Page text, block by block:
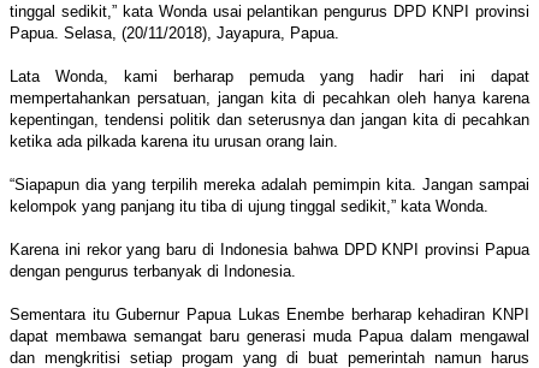
tinggal sedikit,” kata Wonda usai pelantikan pengurus DPD KNPI provinsi
Papua. Selasa, (20/11/2018), Jayapura, Papua.
Lata Wonda, kami berharap pemuda yang hadir hari ini dapat
mempertahankan persatuan, jangan kita di pecahkan oleh hanya karena
kepentingan, tendensi politik dan seterusnya dan jangan kita di pecahkan
ketika ada pilkada karena itu urusan orang lain.
“Siapapun dia yang terpilih mereka adalah pemimpin kita. Jangan sampai
kelompok yang panjang itu tiba di ujung tinggal sedikit,” kata Wonda.
Karena ini rekor yang baru di Indonesia bahwa DPD KNPI provinsi Papua
dengan pengurus terbanyak di Indonesia.
Sementara itu Gubernur Papua Lukas Enembe berharap kehadiran KNPI
dapat membawa semangat baru generasi muda Papua dalam mengawal
dan mengkritisi setiap progam yang di buat pemerintah namun harus